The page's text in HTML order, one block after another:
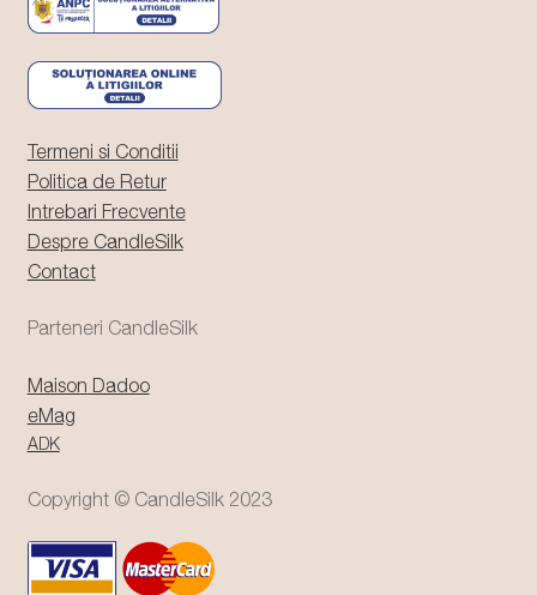
Termeni si Conditii
Politica de Retur
Intrebari Frecvente
Despre CandleSilk
Contact
Parteneri CandleSilk
Maison Dadoo
eMag
ADK
Copyright © CandleSilk 2023